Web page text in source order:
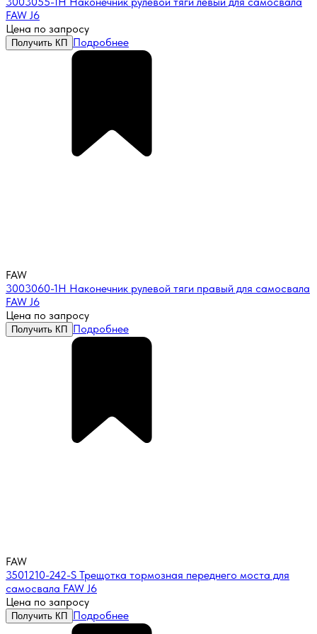
FAW J6
Цена по запросу
Получить КП Подробнее
FAW
3003060-1H Наконечник рулевой тяги правый для самосвала
FAW J6
Цена по запросу
Получить КП Подробнее
FAW
3501210-242-S Трещотка тормозная переднего моста для
самосвала FAW J6
Цена по запросу
Получить КП Подробнее